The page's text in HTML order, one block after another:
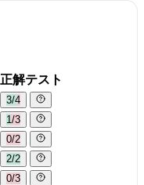
正解テスト
3/4
1/3
0/2
2/2
0/3